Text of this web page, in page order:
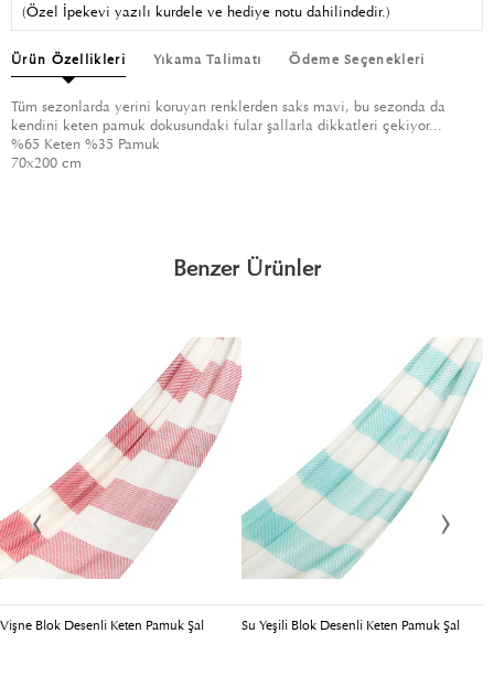
(Özel İpekevi yazılı kurdele ve hediye notu dahilindedir.)
Ürün Özellikleri Yıkama Talimatı Ödeme Seçenekleri
Tüm sezonlarda yerini koruyan renklerden saks mavi, bu sezonda da
kendini keten pamuk dokusundaki fular şallarla dikkatleri çekiyor...
%65 Keten %35 Pamuk
70x200 cm
Benzer Ürünler
Vişne Blok Desenli Keten Pamuk Şal Su Yeşili Blok Desenli Keten Pamuk Şal